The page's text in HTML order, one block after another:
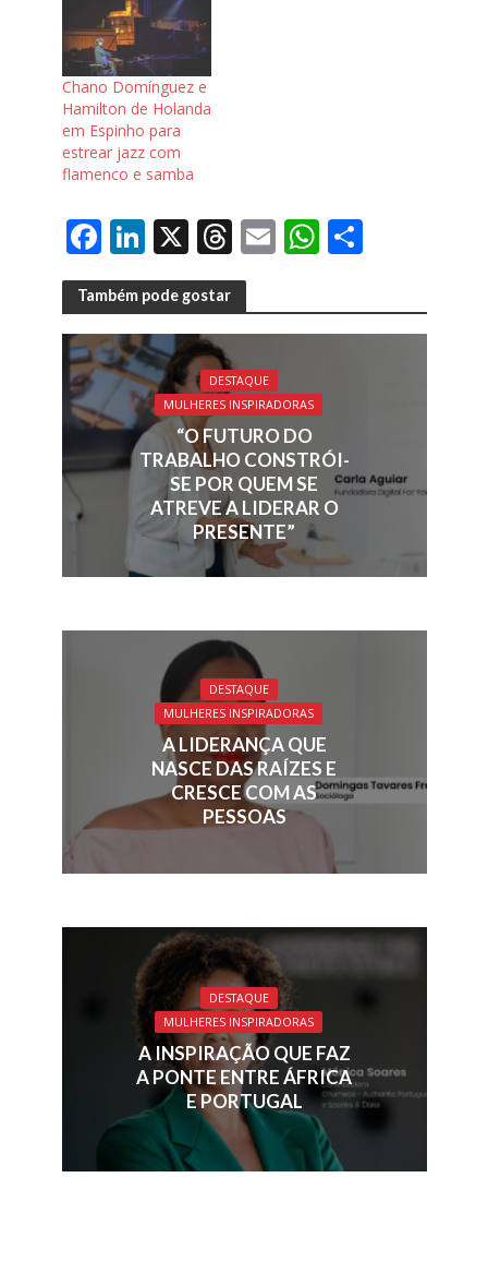
Chano Domínguez e
Hamilton de Holanda
em Espinho para
estrear jazz com
flamenco e samba
F
ac
e
b
o
o
k
Li
n
k
e
dI
n
X T
h
re
a
d
s
E
ai
l
W
at
s
p
p
S
ar
e
Também pode gostar
DESTAQUE
MULHERES INSPIRADORAS
“O FUTURO DO
TRABALHO CONSTRÓI-
SE POR QUEM SE
ATREVE A LIDERAR O
PRESENTE”
DESTAQUE
MULHERES INSPIRADORAS
A LIDERANÇA QUE
NASCE DAS RAÍZES E
CRESCE COM AS
PESSOAS
DESTAQUE
MULHERES INSPIRADORAS
A INSPIRAÇÃO QUE FAZ
A PONTE ENTRE ÁFRICA
E PORTUGAL